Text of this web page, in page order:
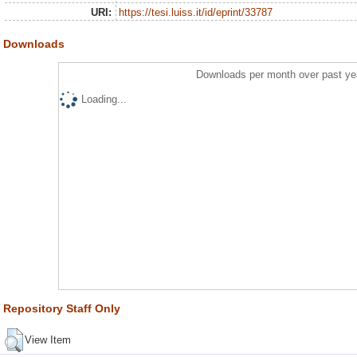
URI:
https://tesi.luiss.it/id/eprint/33787
Downloads
Downloads per month over past
Loading...
Repository Staff Only
View Item